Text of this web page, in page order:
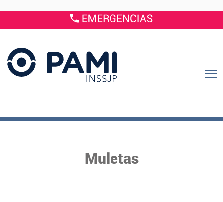
Muletas